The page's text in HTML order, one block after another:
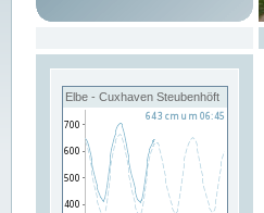
Elbe - Cuxhaven Steubenhöft